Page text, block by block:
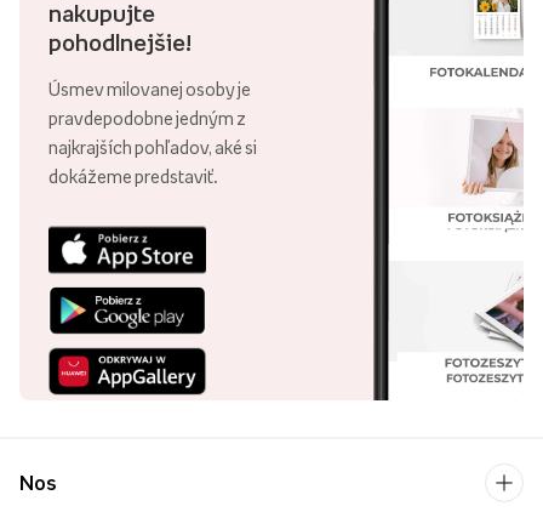
nakupujte
pohodlnejšie!
Úsmev milovanej osoby je
pravdepodobne jedným z
najkrajších pohľadov, aké si
dokážeme predstaviť.
Nos